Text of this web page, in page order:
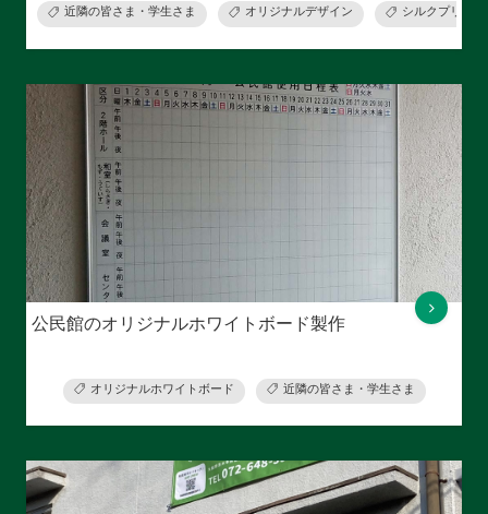
近隣の皆さま・学生さま オリジナルデザイン シルクプリン
公民館のオリジナルホワイトボード製作
オリジナルホワイトボード 近隣の皆さま・学生さま